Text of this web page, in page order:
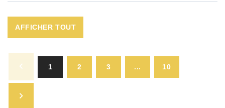
AFFICHER TOUT
1 2 3 ... 10